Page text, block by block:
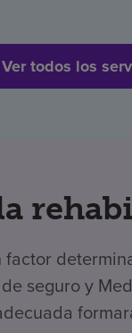
Ver todos los
seguro y